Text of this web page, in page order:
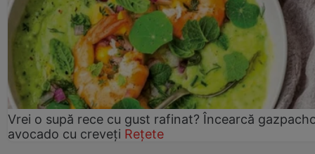
Vrei o supă rece cu gust rafinat? Încearcă
avocado cu creveți Rețete